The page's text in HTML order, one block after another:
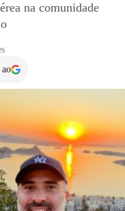
na comunidade